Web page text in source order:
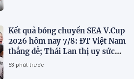
Kết quả bóng chuyền SEA V.Cup
2026 hôm nay 7/8: ĐT Việt Nam
thắng dễ; Thái Lan thị uy sức
mạnh
53 phút trước